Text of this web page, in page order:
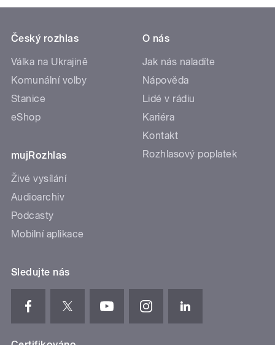
Český rozhlas
Válka na Ukrajině
Komunální volby
Stanice
eShop
mujRozhlas
Živé vysílání
Audioarchiv
Podcasty
Mobilní aplikace
O nás
Jak nás naladíte
Nápověda
Lidé v rádiu
Kariéra
Kontakt
Rozhlasový poplatek
Sledujte nás